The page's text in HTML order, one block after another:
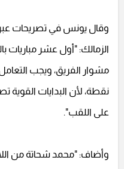
وقال يونس في تصريحات عبر
الزمالك: "أول عشر مباريات
مشوار الفريق، ويجب
نقطة، لأن البدايات القوية
على اللقب".
وأضاف: "محمد شحاتة من